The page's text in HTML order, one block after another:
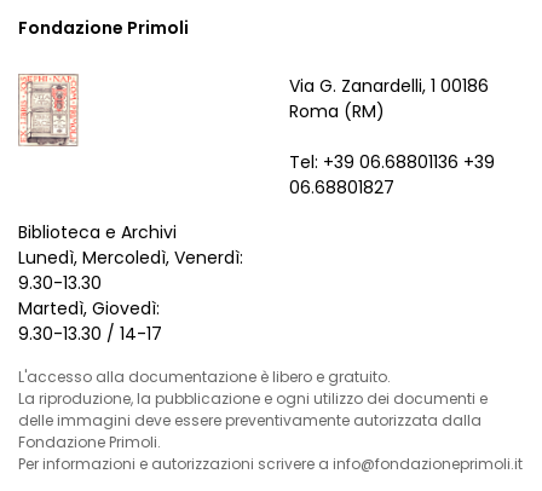
Fondazione Primoli
Via G. Zanardelli, 1 00186
Roma (RM)
Tel: +39 06.68801136 +39
06.68801827
Biblioteca e Archivi
Lunedì, Mercoledì, Venerdì:
9.30-13.30
Martedì, Giovedì:
9.30-13.30 / 14-17
L'accesso alla documentazione è libero e gratuito.
La riproduzione, la pubblicazione e ogni utilizzo dei documenti e
delle immagini deve essere preventivamente autorizzata dalla
Fondazione Primoli.
Per informazioni e autorizzazioni scrivere a info@fondazioneprimoli.it